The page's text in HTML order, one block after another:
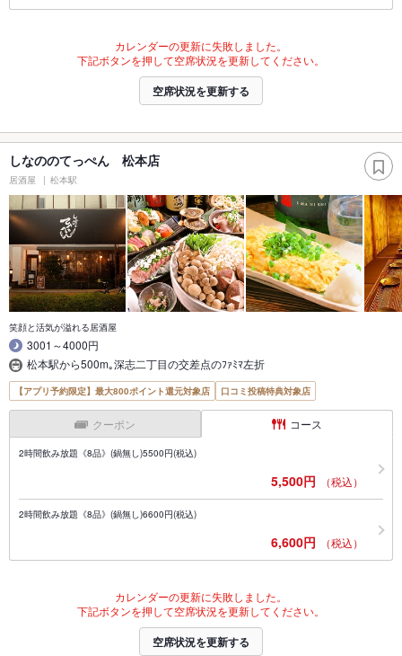
カレンダーの更新に失敗しました。
下記ボタンを押して空席状況を更新してください。
空席状況を更新する
しなののてっぺん 松本店
居酒屋 松本駅
笑顔と活気が溢れる居酒屋
3001～4000円
松本駅から500m｡深志二丁目の交差点のﾌｧﾐﾏ左折
【アプリ予約限定】最大800ポイント還元対象店 口コミ投稿特典対象店
クーポン コース
2時間飲み放題《8品》(鍋無し)5500円(税込)
5,500円 （税込）
2時間飲み放題《8品》(鍋無し)6600円(税込)
6,600円 （税込）
カレンダーの更新に失敗しました。
下記ボタンを押して空席状況を更新してください。
空席状況を更新する